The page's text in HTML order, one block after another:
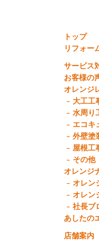
トップ
リフォー
サービス
お客様の
オレンジ
大工工
水周り
エコキ
外壁塗
屋根工
その他
オレンジ
オレン
オレン
社長ブ
あしたの
店舗案内